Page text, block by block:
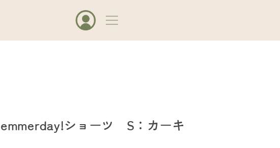
emmerday!ショーツ S：カーキ